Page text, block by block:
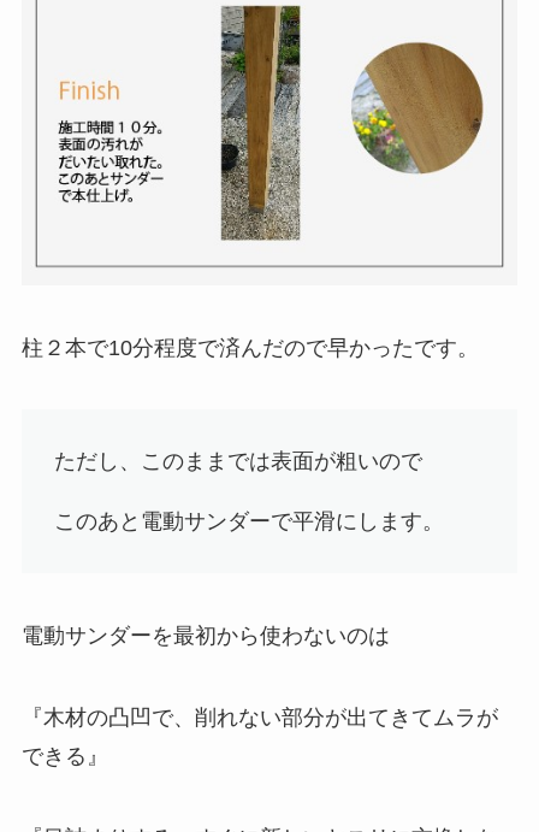
柱２本で10分程度で済んだので早かったです。
ただし、このままでは表面が粗いので
このあと電動サンダーで平滑に します。
電動サンダーを最初から使わないのは
『木材の凸凹で、削れない部分が出てきてムラが
できる』